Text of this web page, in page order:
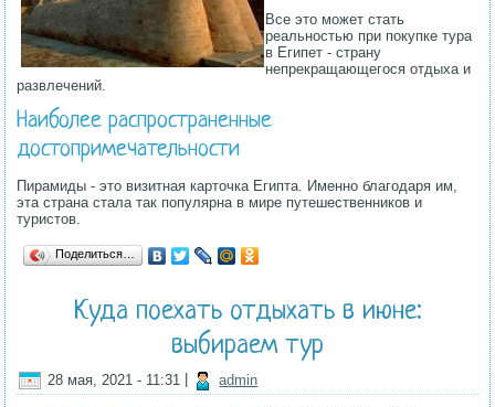
Все это может стать
реальностью при покупке тура
в Египет - страну
непрекращающегося отдыха и
развлечений.
Наиболее распространенные
достопримечательности
Пирамиды - это визитная карточка Египта. Именно благодаря им,
эта страна стала так популярна в мире путешественников и
туристов.
Поделиться…
Куда поехать отдыхать в июне:
выбираем тур
28 мая, 2021 - 11:31 admin